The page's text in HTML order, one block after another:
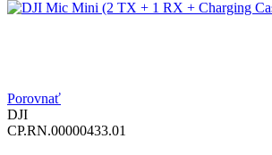
Porovnať
DJI
CP.RN.00000433.01